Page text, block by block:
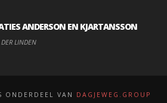
ANDERSON EN KJARTANSSON
LINDEN
ONDERDEEL VAN DAGJEWEG.GROUP